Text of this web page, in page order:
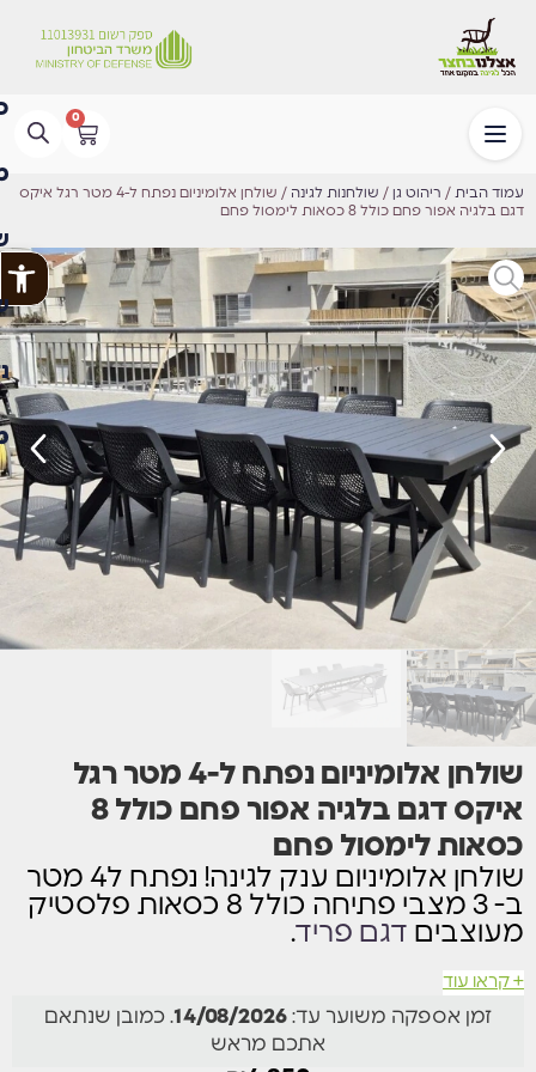
0
עמוד הבית / ריהוט גן / שולחנות לגינה
/ שולחן אלומיניום נפתח ל-4 מטר רגל איקס
דגם בלגיה אפור פחם כולל 8 כסאות לימסול פחם
שולחן אלומיניום נפתח ל-4 מטר רגל
איקס דגם בלגיה אפור פחם כולל 8
כסאות לימסול פחם
שולחן אלומיניום ענק לגינה! נפתח ל4 מטר
ב- 3 מצבי פתיחה כולל 8 כסאות פלסטיק
מעוצבים דגם פריד.
מבנה 100% אלומיניום
השולחן נפתח באמצעות מנגנון פתיחה אמין לאורך זמן
+ קראו עוד
זמן אספקה משוער עד: 14/08/2026. כמובן שנתאם
אתכם מראש